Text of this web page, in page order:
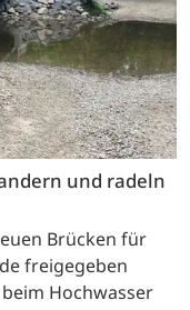
und radeln
Brücken für
freigegeben
Hochwasser